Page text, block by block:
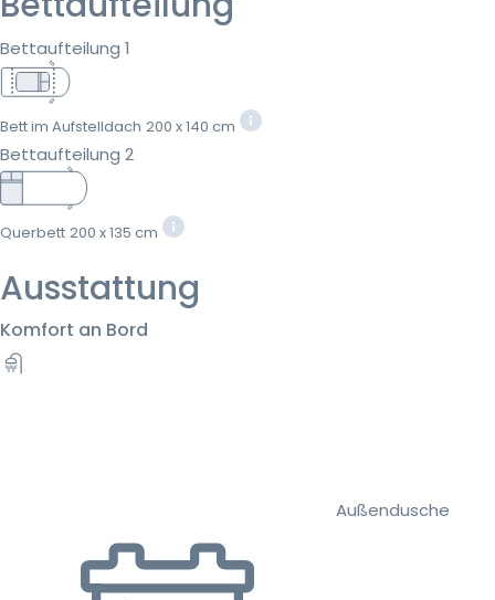
Bettaufteilung 1
Bett im Aufstelldach 200 x 140 cm
Bettaufteilung 2
Querbett 200 x 135 cm
Ausstattung
Komfort an Bord
Außendusche